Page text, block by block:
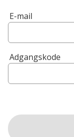
E-mail
Adgangskode